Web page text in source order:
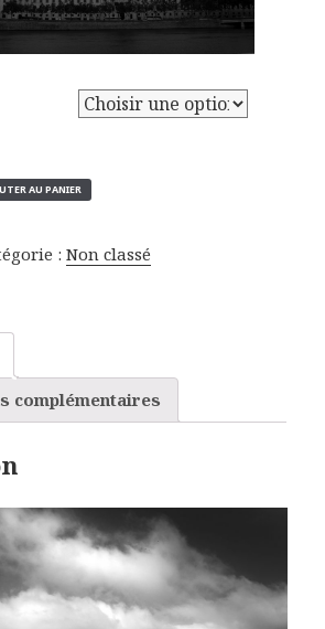
AU PANIER
: Non classé
complémentaires